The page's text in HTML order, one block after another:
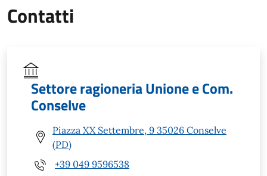
Contatti
Settore ragioneria Unione e Com.
Conselve
Piazza XX Settembre, 9 35026 Conselve
(PD)
+39 049 9596538